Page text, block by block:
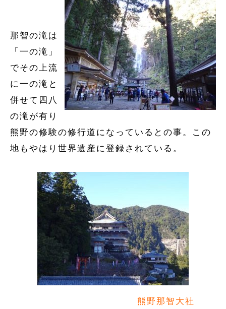
那智の滝は
「一の滝」
でその上流
に一の滝と
併せて四八
の滝が有り
熊野の修験の修行道になっているとの事。この
地もやはり世界遺産に登録されている。
熊野那智大社